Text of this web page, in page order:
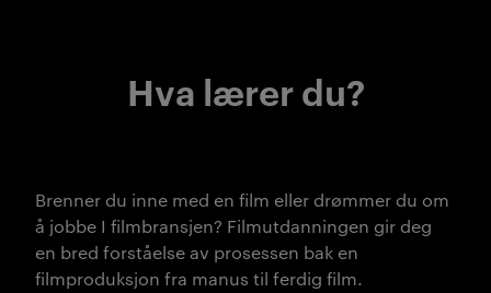
Hva lærer du?
Brenner du inne med en film eller drømmer du om
å jobbe I filmbransjen? Filmutdanningen gir deg
en bred forståelse av prosessen bak en
filmproduksjon fra manus til ferdig film.